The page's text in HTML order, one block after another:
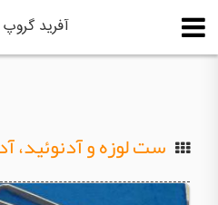
آفرید گروپ
ست لوزه و آدنوئید،